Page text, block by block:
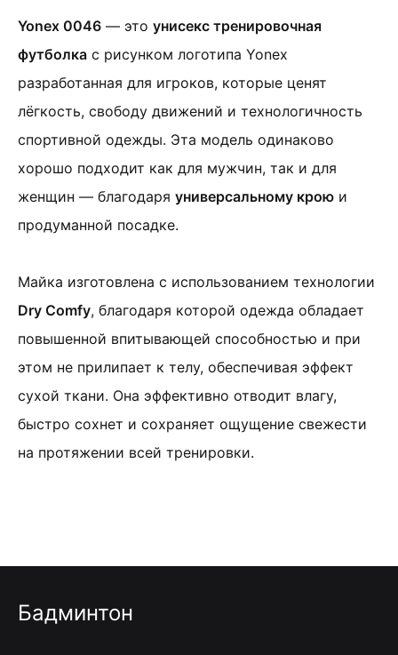
Yonex 0046 — это унисекс тренировочная
футболка c рисунком логотипа Yonex
разработанная для игроков, которые ценят
лёгкость, свободу движений и технологичность
спортивной одежды. Эта модель одинаково
хорошо подходит как для мужчин, так и для
женщин — благодаря универсальному крою и
продуманной посадке.
Майка изготовлена с использованием технологии
Dry Comfy, благодаря которой одежда обладает
повышенной впитывающей способностью и при
этом не прилипает к телу, обеспечивая эффект
сухой ткани. Она эффективно отводит влагу,
быстро сохнет и сохраняет ощущение свежести
на протяжении всей тренировки.
Бадминтон